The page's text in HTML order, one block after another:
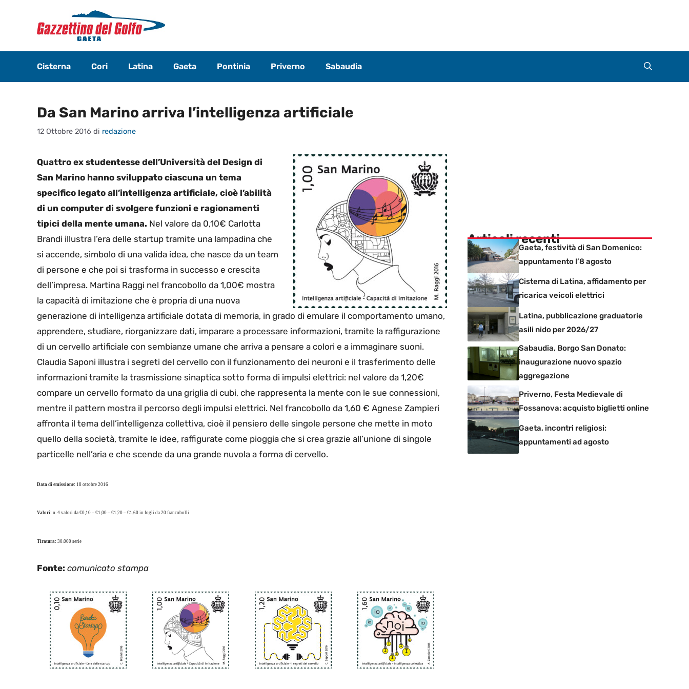
contenuto
Cisterna Cori Latina Gaeta Pontinia Priverno Sabaudia
Da San Marino arriva l’intelligenza artificiale
12 Ottobre 2016 di redazione
Quattro ex studentesse dell’Università del Design di
San Marino hanno sviluppato ciascuna un tema
specifico legato all’intelligenza artificiale, cioè l’abilità
di un computer di svolgere funzioni e ragionamenti
tipici della mente umana. Nel valore da 0,10€ Carlotta
Brandi illustra l’era delle startup tramite una lampadina che
si accende, simbolo di una valida idea, che nasce da un team
di persone e che poi si trasforma in successo e crescita
dell’impresa. Martina Raggi nel francobollo da 1,00€ mostra
la capacità di imitazione che è propria di una nuova
generazione di intelligenza artificiale dotata di memoria, in grado di emulare il comportamento umano,
apprendere, studiare, riorganizzare dati, imparare a processare informazioni, tramite la raffigurazione
di un cervello artificiale con sembianze umane che arriva a pensare a colori e a immaginare suoni.
Claudia Saponi illustra i segreti del cervello con il funzionamento dei neuroni e il trasferimento delle
informazioni tramite la trasmissione sinaptica sotto forma di impulsi elettrici: nel valore da 1,20€
compare un cervello formato da una griglia di cubi, che rappresenta la mente con le sue connessioni,
mentre il pattern mostra il percorso degli impulsi elettrici. Nel francobollo da 1,60 € Agnese Zampieri
affronta il tema dell’intelligenza collettiva, cioè il pensiero delle singole persone che mette in moto
quello della società, tramite le idee, raffigurate come pioggia che si crea grazie all’unione di singole
particelle nell’aria e che scende da una grande nuvola a forma di cervello.
Data di emissione: 18 ottobre 2016
Valori: n. 4 valori da €0,10 – €1,00 – €1,20 – €1,60 in fogli da 20 francobolli
Tiratura: 30.000 serie
Fonte: comunicato stampa
Articoli recenti
Gaeta, festività di San Domenico:
appuntamento l’8 agosto
Cisterna di Latina, affidamento per
ricarica veicoli elettrici
Latina, pubblicazione graduatorie
asili nido per 2026/27
Sabaudia, Borgo San Donato:
inaugurazione nuovo spazio
aggregazione
Priverno, Festa Medievale di
Fossanova: acquisto biglietti online
Gaeta, incontri religiosi:
appuntamenti ad agosto